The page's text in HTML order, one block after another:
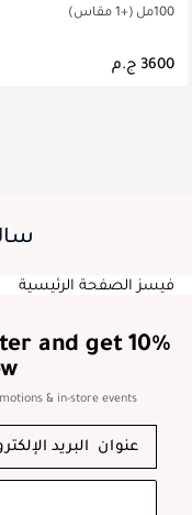
100مل (+1 مقاس)
فيسز الصفحة الرئيسية
and get 10%
& in-store events